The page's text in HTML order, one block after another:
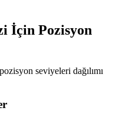
İçin Pozisyon
seviyeleri dağılımı